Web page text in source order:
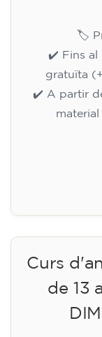
🏷️
✔️ Fins al
gratuïta
✔️ A partir
Curs
de 13